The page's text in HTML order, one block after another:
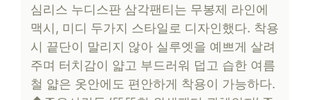
심리스 누디스판 삼각팬티는 무봉제 라인에
맥시, 미디 두가지 스타일로 디자인했다. 착용
시 끝단이 말리지 않아 실루엣을 예쁘게 살려
주며 터치감이 얇고 부드러워 덥고 습한 여름
철 얇은 옷안에도 편안하게 착용이 가능하다.